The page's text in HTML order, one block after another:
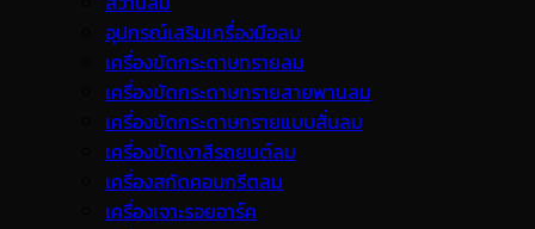
อุปกรณ์เสริมเครื่องมือลม
เครื่องขัดกระดาษทรายลม
เครื่องขัดกระดาษทรายสายพานลม
เครื่องขัดกระดาษทรายแบบสั่นลม
เครื่องขัดเงาสีรถยนต์ลม
เครื่องสกัดคอนกรีตลม
เครื่องเจาะรอยอาร์ค